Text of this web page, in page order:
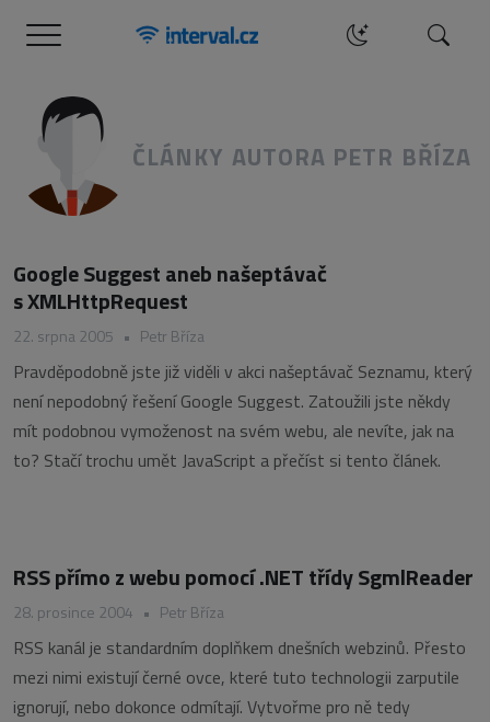
Menu Hledat
ČLÁNKY AUTORA PETR BŘÍZA
Google Suggest aneb našeptávač
s XMLHttpRequest
22. srpna 2005 • Petr Bříza
Pravděpodobně jste již viděli v akci našeptávač Seznamu, který
není nepodobný řešení Google Suggest. Zatoužili jste někdy
mít podobnou vymoženost na svém webu, ale nevíte, jak na
to? Stačí trochu umět JavaScript a přečíst si tento článek.
RSS přímo z webu pomocí .NET třídy SgmlReader
28. prosince 2004 • Petr Bříza
RSS kanál je standardním doplňkem dnešních webzinů. Přesto
mezi nimi existují černé ovce, které tuto technologii zarputile
ignorují, nebo dokonce odmítají. Vytvořme pro ně tedy